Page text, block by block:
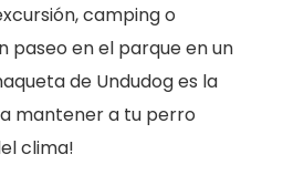
camping o
paseo en el parque en un
de Undudog es la
mantener a tu perro
clima!